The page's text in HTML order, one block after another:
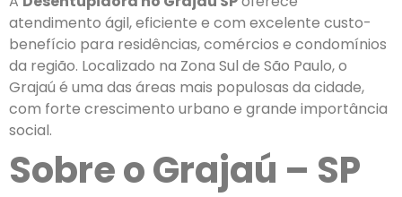
atendimento ágil, eficiente e com excelente custo-
benefício para residências, comércios e condomínios
da região. Localizado na Zona Sul de São Paulo, o
Grajaú é uma das áreas mais populosas da cidade,
com forte crescimento urbano e grande importância
social.
Sobre o Grajaú – SP